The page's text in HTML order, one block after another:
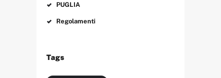
PUGLIA
Regolamenti
Tags